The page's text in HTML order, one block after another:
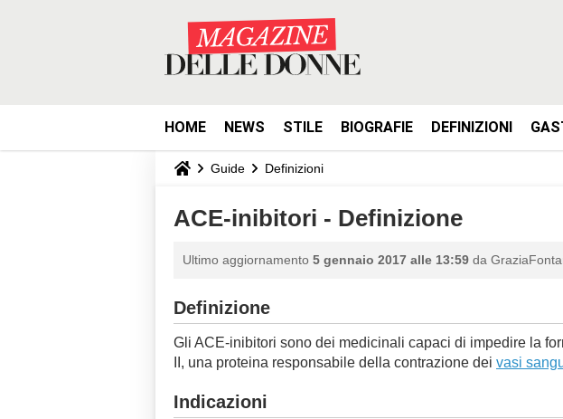
HOME NEWS STILE BIOGRAFIE DEFINIZIONI
Guide Definizioni
ACE-inibitori - Definizione
Ultimo aggiornamento 5 gennaio 2017 alle 13:59 da
Definizione
Gli ACE-inibitori sono dei medicinali capaci di impedire la
II, una proteina responsabile della contrazione dei vasi
Indicazioni